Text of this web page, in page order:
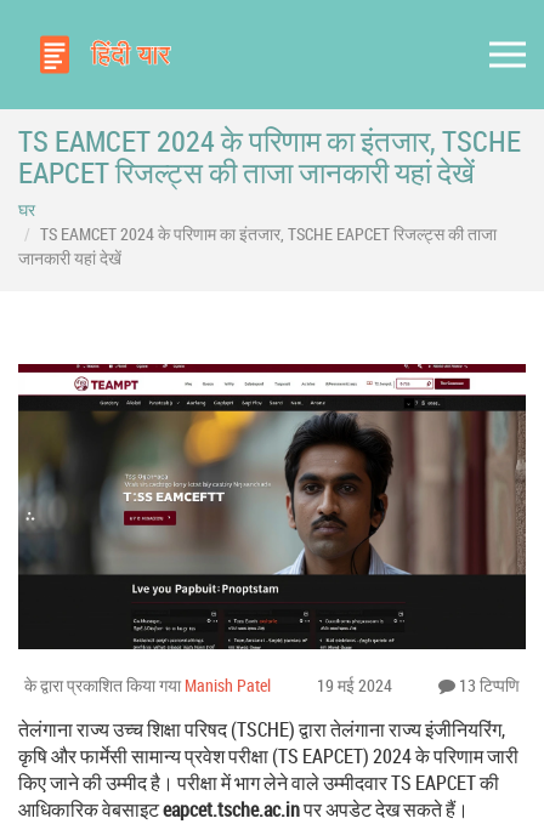
TS EAMCET 2024 के परिणाम का इंतजार, TSCHE
EAPCET रिजल्ट्स की ताजा जानकारी यहां देखें
घर
TS EAMCET 2024 के परिणाम का इंतजार, TSCHE EAPCET रिजल्ट्स की ताजा
जानकारी यहां देखें
के द्वारा प्रकाशित किया गया Manish Patel 19 मई 2024 13 टिप्पणि
तेलंगाना राज्य उच्च शिक्षा परिषद (TSCHE) द्वारा तेलंगाना राज्य इंजीनियरिंग,
कृषि और फार्मेसी सामान्य प्रवेश परीक्षा (TS EAPCET) 2024 के परिणाम जारी
किए जाने की उम्मीद है। परीक्षा में भाग लेने वाले उम्मीदवार TS EAPCET की
आधिकारिक वेबसाइटeapcet.tsche.ac.inपर अपडेट देख सकते हैं।